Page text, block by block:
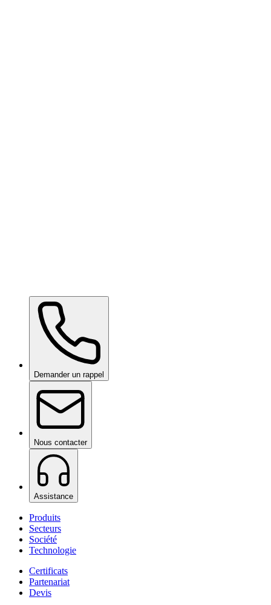
Ceramic Pro Care+sur demande
Demander un rappel
Nous contacter
Assistance
Produits
Secteurs
Société
Technologie
Certificats
Partenariat
Devis